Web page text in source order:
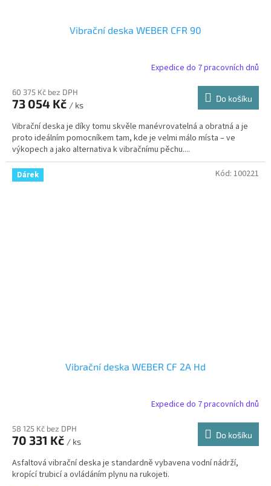
Vibrační deska WEBER CFR 90
Expedice do 7 pracovních dnů
60 375 Kč bez DPH
73 054 Kč / ks
Do košíku
Vibrační deska je díky tomu skvěle manévrovatelná a obratná a je
proto ideálním pomocníkem tam, kde je velmi málo místa – ve
výkopech a jako alternativa k vibračnímu pěchu....
Dárek
Vibrační deska WEBER CF 2A Hd
Expedice do 7 pracovních dnů
58 125 Kč bez DPH
70 331 Kč / ks
Do košíku
Asfaltová vibrační deska je standardně vybavena vodní nádrží,
kropící trubicí a ovládáním plynu na rukojeti.
Kód: 100221